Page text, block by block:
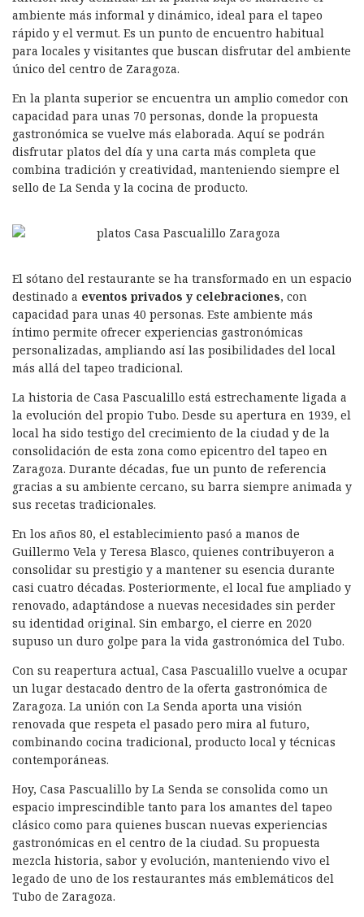
ambiente más informal y dinámico, ideal para el tapeo
rápido y el vermut. Es un punto de encuentro habitual
para locales y visitantes que buscan disfrutar del ambiente
único del centro de Zaragoza.
En la planta superior se encuentra un amplio comedor con
capacidad para unas 70 personas, donde la propuesta
gastronómica se vuelve más elaborada. Aquí se podrán
disfrutar platos del día y una carta más completa que
combina tradición y creatividad, manteniendo siempre el
sello de La Senda y la cocina de producto.
El sótano del restaurante se ha transformado en un espacio
destinado a eventos privados y celebraciones, con
capacidad para unas 40 personas. Este ambiente más
íntimo permite ofrecer experiencias gastronómicas
personalizadas, ampliando así las posibilidades del local
más allá del tapeo tradicional.
La historia de Casa Pascualillo está estrechamente ligada a
la evolución del propio Tubo. Desde su apertura en 1939, el
local ha sido testigo del crecimiento de la ciudad y de la
consolidación de esta zona como epicentro del tapeo en
Zaragoza. Durante décadas, fue un punto de referencia
gracias a su ambiente cercano, su barra siempre animada y
sus recetas tradicionales.
En los años 80, el establecimiento pasó a manos de
Guillermo Vela y Teresa Blasco, quienes contribuyeron a
consolidar su prestigio y a mantener su esencia durante
casi cuatro décadas. Posteriormente, el local fue ampliado y
renovado, adaptándose a nuevas necesidades sin perder
su identidad original. Sin embargo, el cierre en 2020
supuso un duro golpe para la vida gastronómica del Tubo.
Con su reapertura actual, Casa Pascualillo vuelve a ocupar
un lugar destacado dentro de la oferta gastronómica de
Zaragoza. La unión con La Senda aporta una visión
renovada que respeta el pasado pero mira al futuro,
combinando cocina tradicional, producto local y técnicas
contemporáneas.
Hoy, Casa Pascualillo by La Senda se consolida como un
espacio imprescindible tanto para los amantes del tapeo
clásico como para quienes buscan nuevas experiencias
gastronómicas en el centro de la ciudad. Su propuesta
mezcla historia, sabor y evolución, manteniendo vivo el
legado de uno de los restaurantes más emblemáticos del
Tubo de Zaragoza.